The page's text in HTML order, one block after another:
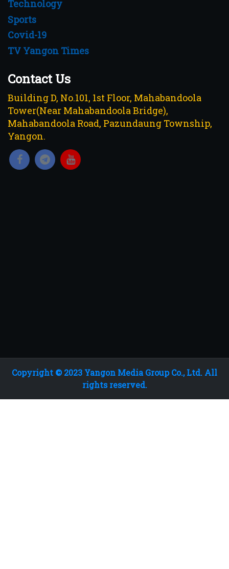
Technology
Sports
Covid-19
TV Yangon Times
Contact Us
Building D, No.101, 1st Floor, Mahabandoola
Tower(Near Mahabandoola Bridge),
Mahabandoola Road, Pazundaung Township,
Yangon.
Copyright © 2023 Yangon Media Group Co., Ltd. All
rights reserved.